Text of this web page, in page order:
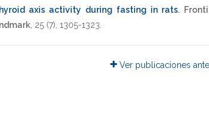
axis activity during fasting in rats.
25 (7), 1305-1323
Ver publicaciones